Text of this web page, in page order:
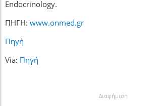
Endocrinology.
ΠΗΓΗ: www.onmed.gr
Πηγή
Via: Πηγή
Διαφήμιση